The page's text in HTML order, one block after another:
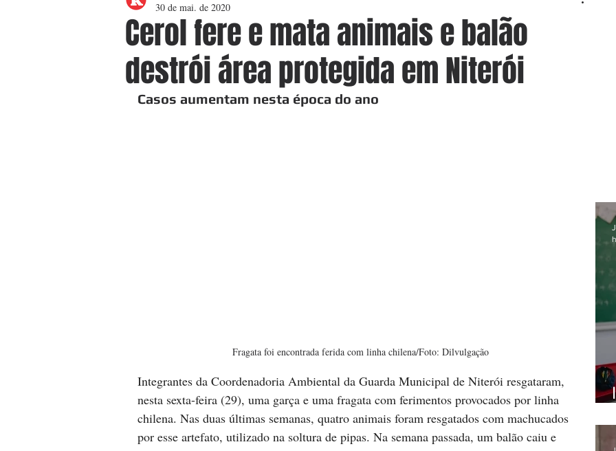
Cerol fere e mata animais e balão
destrói área protegida em Niterói
30 de mai. de 2020
Casos aumentam nesta época do ano
Fragata foi encontrada ferida com linha chilena/Foto: Dilvulgação
Integrantes da Coordenadoria Ambiental da Guarda Municipal de Niterói resgataram,
nesta sexta-feira (29), uma garça e uma fragata com ferimentos provocados por linha
chilena. Nas duas últimas semanas, quatro animais foram resgatados com machucados
por esse artefato, utilizado na soltura de pipas. Na semana passada, um balão caiu e